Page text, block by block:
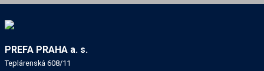
PREFA PRAHA a. s.
Teplárenská 608/11